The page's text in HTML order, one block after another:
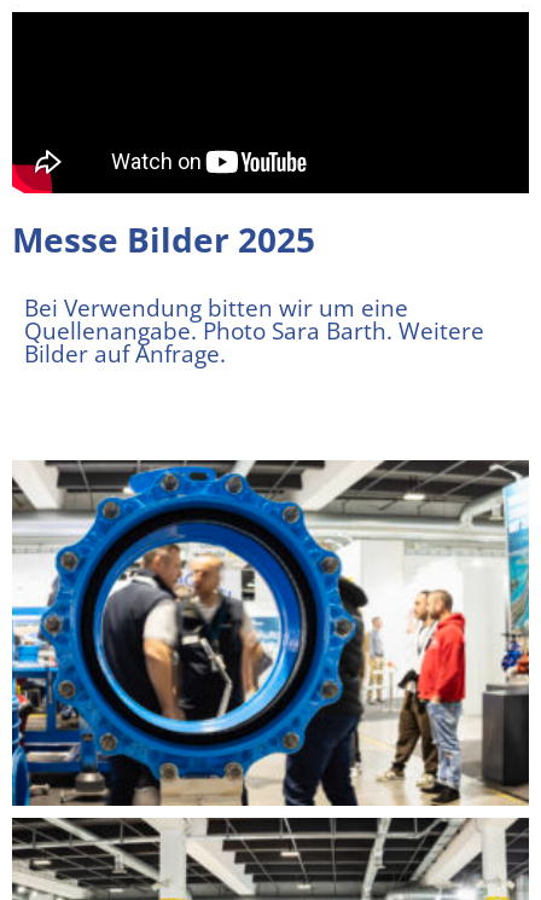
Messe Bilder 2025
Bei Verwendung bitten wir um eine
Quellenangabe. Photo Sara Barth. Weitere
Bilder auf Anfrage.